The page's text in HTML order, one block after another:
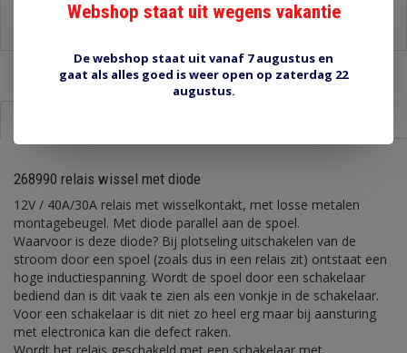
Stel een vraag over dit product
268990 relais wissel met diode
12V / 40A/30A relais met wisselkontakt, met losse metalen
montagebeugel. Met diode parallel aan de spoel.
Waarvoor is deze diode? Bij plotseling uitschakelen van de
stroom door een spoel (zoals dus in een relais zit) ontstaat een
hoge inductiespanning. Wordt de spoel door een schakelaar
bediend dan is dit vaak te zien als een vonkje in de schakelaar.
Voor een schakelaar is dit niet zo heel erg maar bij aansturing
met electronica kan die defect raken.
Webshop staat uit wegens vakantie
De webshop staat uit vanaf 7 augustus en
gaat als alles goed is weer open op zaterdag 22
augustus.